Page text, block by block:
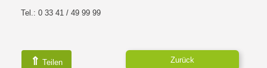
Tel.: 0 33 41 / 49 99 99
⇑ Teilen Zurück